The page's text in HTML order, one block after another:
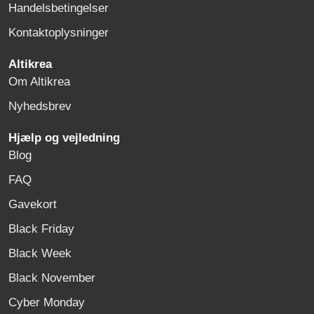
Handelsbetingelser
Kontaktoplysninger
Altikrea
Om Altikrea
Nyhedsbrev
Hjælp og vejledning
Blog
FAQ
Gavekort
Black Friday
Black Week
Black November
Cyber Monday